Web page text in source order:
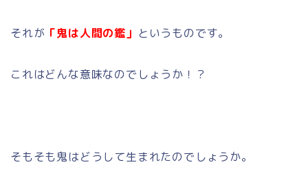
それが 「鬼は人間の鑑」 というものです。
これはどんな意味なのでしょうか！？
そもそも鬼はどうして生まれたのでしょうか。